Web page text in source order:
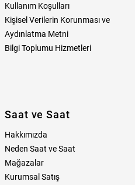
Kullanım Koşulları
Kişisel Verilerin Korunması ve
Aydınlatma Metni
Bilgi Toplumu Hizmetleri
Saat ve Saat
Hakkımızda
Neden Saat ve Saat
Mağazalar
Kurumsal Satış